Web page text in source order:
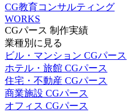
CG教育コンサルティング
WORKS
CGパース 制作実績
業種別に見る
ビル・マンション CGパース
ホテル・旅館 CGパース
住宅・不動産 CGパース
商業施設 CGパース
オフィス CGパース